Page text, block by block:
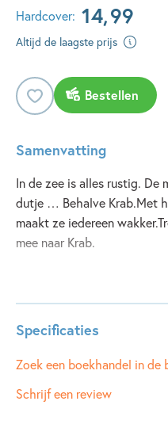
Hardcover: 14,99
Altijd de laagste prijs
Bestellen
Samenvatting
In de zee is alles rustig. De
dutje … Behalve Krab.Met
maakt ze iedereen
mee naar Krab.
Specificaties
ISBN: 9789002286896
NUR:
Zoek een boekhandel in de
Schrijf een review